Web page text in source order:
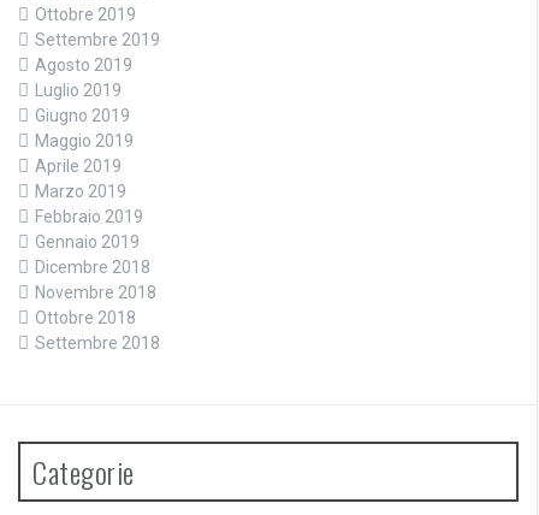
Ottobre 2019
Settembre 2019
Agosto 2019
Luglio 2019
Giugno 2019
Maggio 2019
Aprile 2019
Marzo 2019
Febbraio 2019
Gennaio 2019
Dicembre 2018
Novembre 2018
Ottobre 2018
Settembre 2018
Categorie